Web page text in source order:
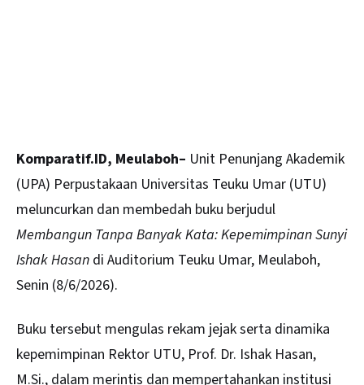
Komparatif.ID, Meulaboh– Unit Penunjang Akademik
(UPA) Perpustakaan Universitas Teuku Umar (UTU)
meluncurkan dan membedah buku berjudul
Membangun Tanpa Banyak Kata: Kepemimpinan Sunyi
Ishak Hasan di Auditorium Teuku Umar, Meulaboh,
Senin (8/6/2026).
Buku tersebut mengulas rekam jejak serta dinamika
kepemimpinan Rektor UTU, Prof. Dr. Ishak Hasan,
M.Si., dalam merintis dan mempertahankan institusi